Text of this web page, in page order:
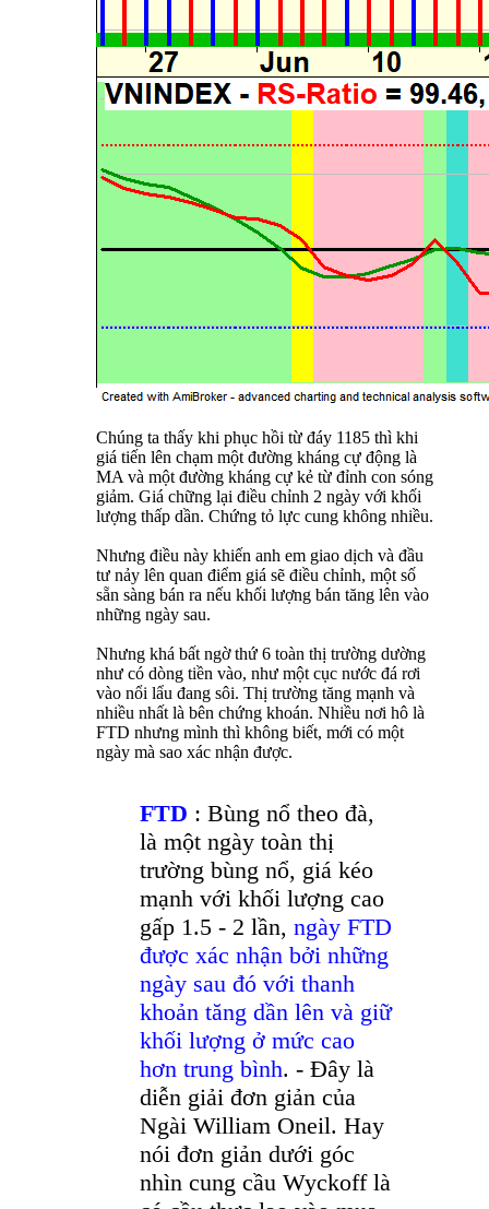
Chúng ta thấy khi phục hồi từ đáy 1185 thì khi
giá tiến lên chạm một đường kháng cự động là
MA và một đường kháng cự kẻ từ đỉnh con sóng
giảm. Giá chững lại điều chỉnh 2 ngày với khối
lượng thấp dần. Chứng tỏ lực cung không nhiều.
Nhưng điều này khiến anh em giao dịch và đầu
tư nảy lên quan điểm giá sẽ điều chỉnh, một số
sẵn sàng bán ra nếu khối lượng bán tăng lên vào
những ngày sau.
Nhưng khá bất ngờ thứ 6 toàn thị trường dường
như có dòng tiền vào, như một cục nước đá rơi
vào nổi lẩu đang sôi. Thị trường tăng mạnh và
nhiều nhất là bên chứng khoán. Nhiều nơi hô là
FTD nhưng mình thì không biết, mới có một
ngày mà sao xác nhận được.
FTD : Bùng nổ theo đà,
là một ngày toàn thị
trường bùng nổ, giá kéo
mạnh với khối lượng cao
gấp 1.5 - 2 lần, ngày FTD
được xác nhận bởi những
ngày sau đó với thanh
khoản tăng dần lên và giữ
khối lượng ở mức cao
hơn trung bình. - Đây là
diễn giải đơn giản của
Ngài William Oneil. Hay
nói đơn giản dưới góc
nhìn cung cầu Wyckoff là